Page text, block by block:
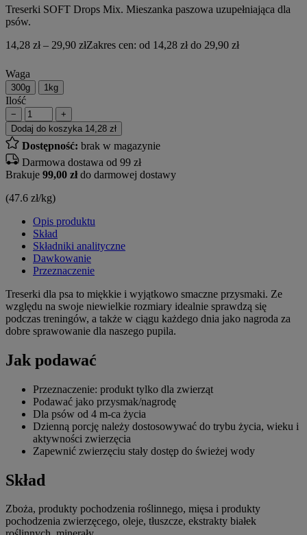
Treserki SOFT Drops Mix. Mieszanka paszowa uzupełniająca dla
psów.
14,28 zł – 29,90 złZakres cen: od 14,28 zł do 29,90 zł
Waga
300g 1kg
Ilość
−
+
Dodaj do koszyka 14,28 zł
Dostępność: brak w magazynie
Darmowa dostawa od 99 zł
Brakuje 99,00 złdo darmowej dostawy
(47.6 zł/kg)
Opis produktu
Skład
Składniki analityczne
Dawkowanie
Przeznaczenie
Treserki dla psa to miękkie i wyjątkowo smaczne przysmaki. Ze
względu na swoje niewielkie rozmiary idealnie sprawdzą się
podczas treningów, a także w ciągu każdego dnia jako nagroda za
dobre sprawowanie dla naszego pupila.
Jak podawać
Przeznaczenie: produkt tylko dla zwierząt
Podawać jako przysmak/nagrodę
Dla psów od 4 m-ca życia
Dzienną porcję należy dostosowywać do trybu życia, wieku i
aktywności zwierzęcia
Zapewnić zwierzęciu stały dostęp do świeżej wody
Skład
Zboża, produkty pochodzenia roślinnego, mięsa i produkty
pochodzenia zwierzęcego, oleje, tłuszcze, ekstrakty białek